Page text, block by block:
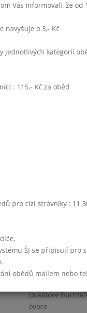
2020
Vepřové na kmíně
ovocný nápoj,
ovocný nápoj,
2020
Dukátové
ovoce
Vás informovali, že od
navyšuje o 3,- Kč
jednotlivých kategorií
: 115,- Kč za oběd
pro cizí strávníky :
ŠJ se připisují pro
obědů mailem nebo